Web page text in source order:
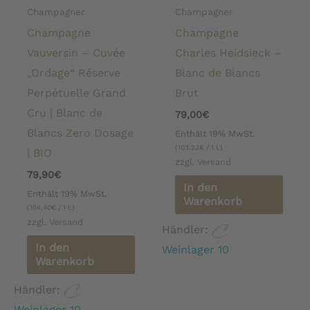
Champagner
Champagne
Vauversin – Cuvée
„Ordage“ Réserve
Perpétuelle Grand
Cru | Blanc de
Blancs Zero Dosage
| BIO
79,90€
Enthält 19% MwSt.
(104,40 € / 1 L)
zzgl. Versand
In den
Warenkorb
Händler:
Champagner
Champagne
Charles Heidsieck –
Blanc de Blancs
Brut
79,00€
Enthält 19% MwSt.
(103,23€ / 1 L)
zzgl. Versand
In den
Warenkorb
Händler:
Weinlager 10